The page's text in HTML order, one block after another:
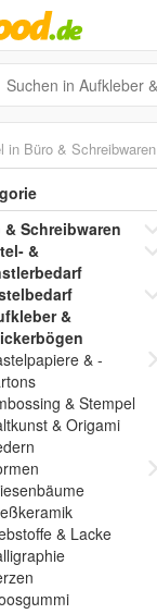
in Büro & Schreibwaren
& Schreibwaren
&
&
& -
& Stempel
& Origami
& Lacke